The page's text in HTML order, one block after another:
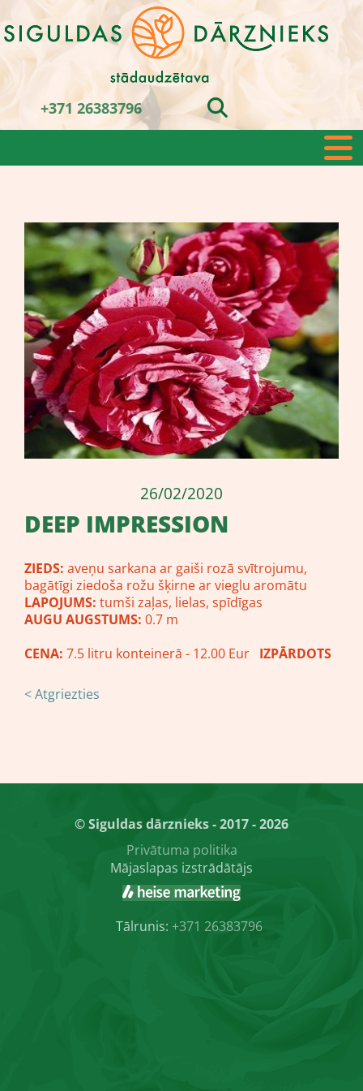
+371 26383796
26/02/2020
DEEP IMPRESSION
ZIEDS: aveņu sarkana ar gaiši rozā svītrojumu,
bagātīgi ziedoša rožu šķirne ar vieglu aromātu
LAPOJUMS: tumši zaļas, lielas, spīdīgas
AUGU AUGSTUMS: 0.7 m
CENA: 7.5 litru konteinerā - 12.00 Eur IZPĀRDOTS
< Atgriezties
© Siguldas dārznieks - 2017 - 2026
Privātuma politika
Mājaslapas izstrādātājs
Tālrunis: +371 26383796